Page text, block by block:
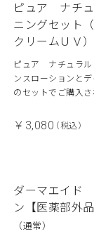
ピュア ナチ
ニングセット
クリームＵＶ
ピュア ナチュラ
ンスローションと
のセットでご購入さ
￥3,080（税込）
ダーマエイド
ン【医薬部外品
（通常）